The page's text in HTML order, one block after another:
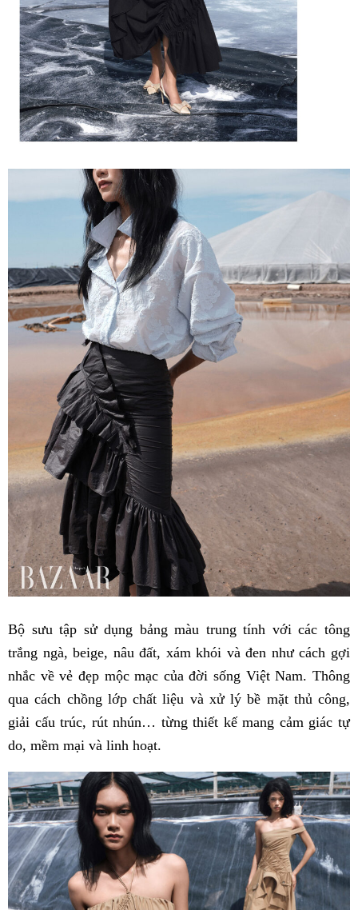
Bộ sưu tập sử dụng bảng màu trung tính với các tông
trắng ngà, beige, nâu đất, xám khói và đen như cách gợi
nhắc về vẻ đẹp mộc mạc của đời sống Việt Nam. Thông
qua cách chồng lớp chất liệu và xử lý bề mặt thủ công,
giải cấu trúc, rút nhún… từng thiết kế mang cảm giác tự
do, mềm mại và linh hoạt.